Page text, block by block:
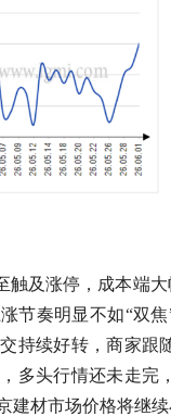
触及涨停，成本端
节奏明显不如“双
持续好转，商家跟
多头行情还未走
材市场价格将继续